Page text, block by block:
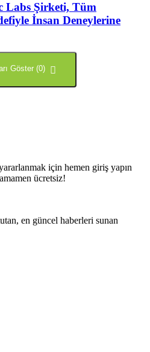
Labs Şirketi, Tüm
İnsan Deneylerine
Göster (0)
için hemen giriş yapın
ücretsiz!
en güncel haberleri sunan